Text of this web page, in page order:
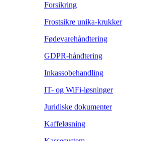
Forsikring
Frostsikre unika-krukker
Fødevarehåndtering
GDPR-håndtering
Inkassobehandling
IT- og WiFi-løsninger
Juridiske dokumenter
Kaffeløsning